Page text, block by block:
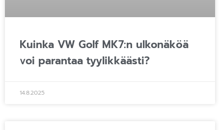
Kuinka VW Golf MK7:n ulkonäköä
voi parantaa tyylikkäästi?
14.8.2025